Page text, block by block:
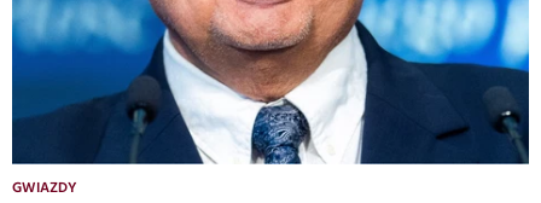
GWIAZDY